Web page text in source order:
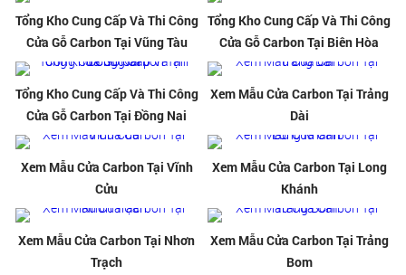
Tổng Kho Cung Cấp Và Thi Công
Cửa Gỗ Carbon Tại Vũng Tàu
Tổng Kho Cung Cấp Và Thi Công
Cửa Gỗ Carbon Tại Biên Hòa
Tổng Kho Cung Cấp Và Thi Công
Cửa Gỗ Carbon Tại Đồng Nai
Xem Mẫu Cửa Carbon Tại Trảng
Dài
Xem Mẫu Cửa Carbon Tại Vĩnh
Cửu
Xem Mẫu Cửa Carbon Tại Long
Khánh
Xem Mẫu Cửa Carbon Tại Nhơn
Trạch
Xem Mẫu Cửa Carbon Tại Trảng
Bom